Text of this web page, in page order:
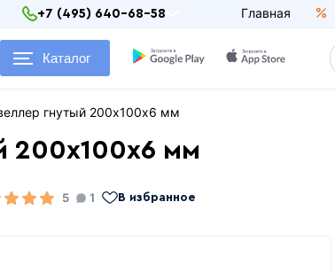
+7 (495) 640-68-58 Главная
Каталог
гнутый 200х100х6 мм
200х100х6 мм
5 1 В избранное